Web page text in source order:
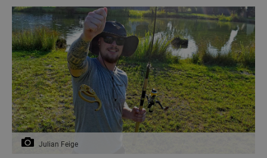
Julian Feige